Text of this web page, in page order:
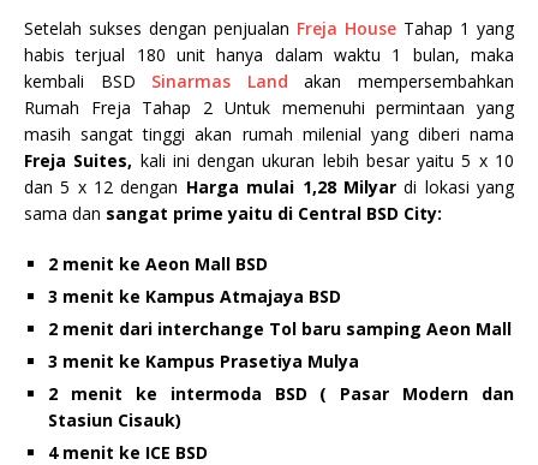
Setelah sukses dengan penjualan Freja House Tahap 1 yang
habis terjual 180 unit hanya dalam waktu 1 bulan, maka
kembali BSD Sinarmas Land akan mempersembahkan
Rumah Freja Tahap 2 Untuk memenuhi permintaan yang
masih sangat tinggi akan rumah milenial yang diberi nama
Freja Suites, kali ini dengan ukuran lebih besar yaitu 5 x 10
dan 5 x 12 dengan Harga mulai 1,28 Milyardi lokasi yang
sama dan sangat prime yaitu di Central BSD City:
2 menit ke Aeon Mall BSD
3 menit ke Kampus Atmajaya BSD
2 menit dari interchange Tol baru samping Aeon Mall
3 menit ke Kampus Prasetiya Mulya
2 menit ke intermoda BSD ( Pasar Modern dan
Stasiun Cisauk)
4 menit ke ICE BSD